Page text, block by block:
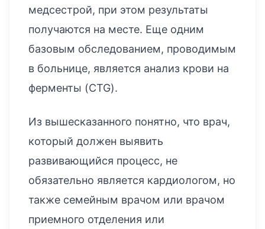
медсестрой, при этом результаты
получаются на месте. Еще одним
базовым обследованием, проводимым
в больнице, является анализ крови на
ферменты (CTG).
Из вышесказанного понятно, что врач,
который должен выявить
развивающийся процесс, не
обязательно является кардиологом, но
также семейным врачом или врачом
приемного отделения или